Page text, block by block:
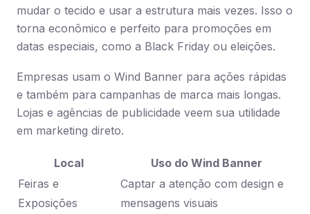
mudar o tecido e usar a estrutura mais vezes. Isso o
torna econômico e perfeito para promoções em
datas especiais, como a Black Friday ou eleições.
Empresas usam o Wind Banner para ações rápidas
e também para campanhas de marca mais longas.
Lojas e agências de publicidade veem sua utilidade
em marketing direto.
Local
Uso do Wind Banner
Feiras e
Exposições
Captar a atenção com design e
mensagens visuais